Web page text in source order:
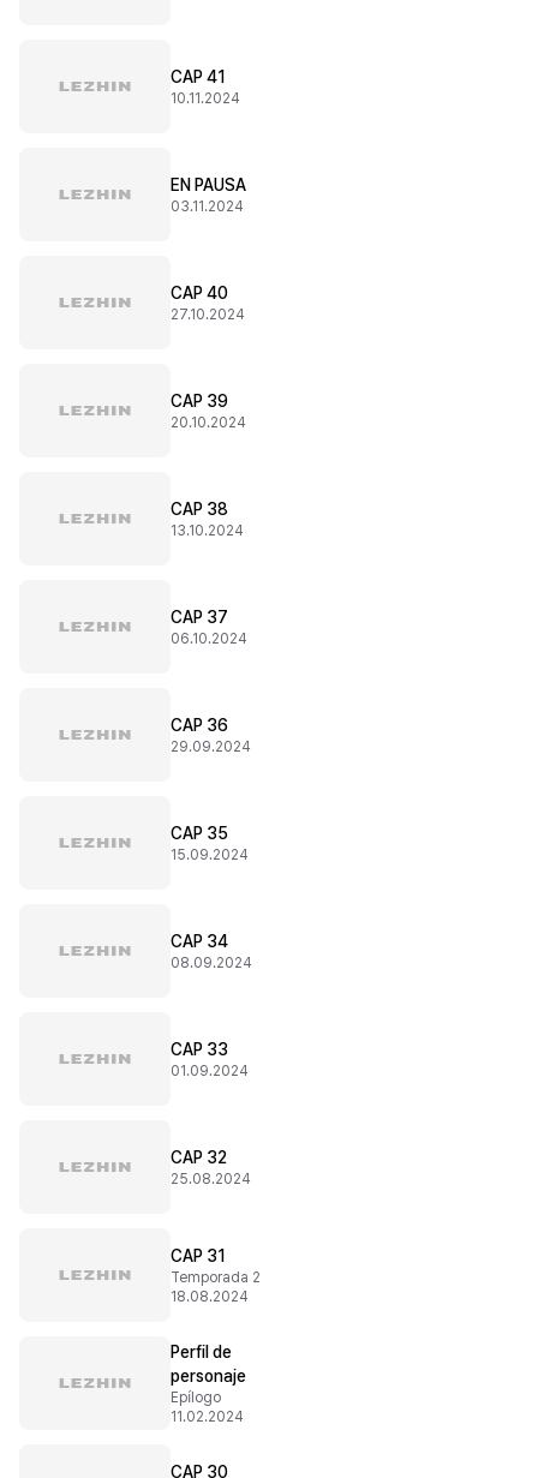
CAP 41
10.11.2024
EN PAUSA
03.11.2024
CAP 40
27.10.2024
CAP 39
20.10.2024
CAP 38
13.10.2024
CAP 37
06.10.2024
CAP 36
29.09.2024
CAP 35
15.09.2024
CAP 34
08.09.2024
CAP 33
01.09.2024
CAP 32
25.08.2024
CAP 31
Temporada 2
18.08.2024
Perfil de
personaje
Epílogo
11.02.2024
CAP 30